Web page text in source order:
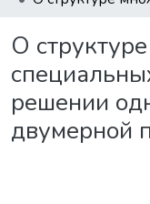
О
решении
двумерной